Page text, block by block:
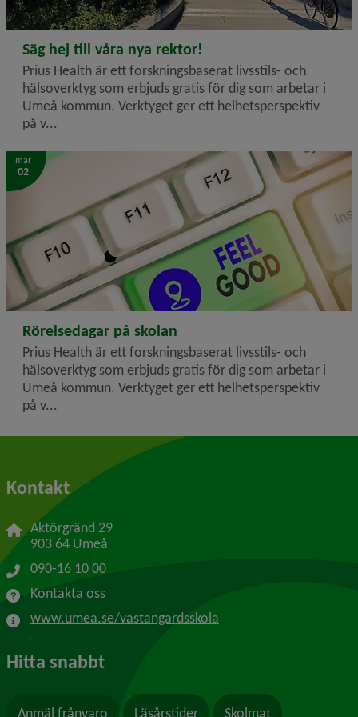
2026-03-02
Säg hej till våra nya rektor!
Prius Health är ett forskningsbaserat livsstils- och
hälsoverktyg som erbjuds gratis för dig som arbetar i
Umeå kommun. Verktyget ger ett helhetsperspektiv
på v...
mar
02
2026-03-02
Rörelsedagar på skolan
Prius Health är ett forskningsbaserat livsstils- och
hälsoverktyg som erbjuds gratis för dig som arbetar i
Umeå kommun. Verktyget ger ett helhetsperspektiv
på v...
Kontakt
Aktörgränd 29
903 64 Umeå
090-16 10 00
Kontakta oss
www.umea.se/vastangardsskola
Hitta snabbt
Anmäl frånvaro Läsårstider Skolmat